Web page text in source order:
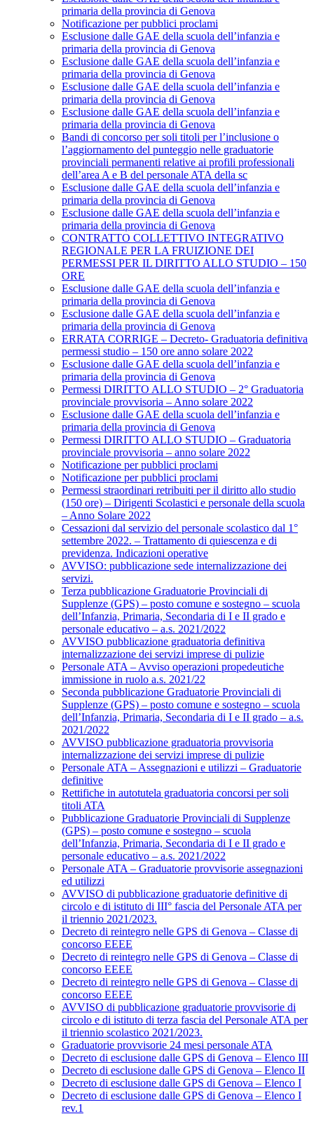
primaria della provincia di Genova
Notificazione per pubblici proclami
Esclusione dalle GAE della scuola dell’infanzia e
primaria della provincia di Genova
Esclusione dalle GAE della scuola dell’infanzia e
primaria della provincia di Genova
Esclusione dalle GAE della scuola dell’infanzia e
primaria della provincia di Genova
Esclusione dalle GAE della scuola dell’infanzia e
primaria della provincia di Genova
Bandi di concorso per soli titoli per l’inclusione o
l’aggiornamento del punteggio nelle graduatorie
provinciali permanenti relative ai profili professionali
dell’area A e B del personale ATA della sc
Esclusione dalle GAE della scuola dell’infanzia e
primaria della provincia di Genova
Esclusione dalle GAE della scuola dell’infanzia e
primaria della provincia di Genova
CONTRATTO COLLETTIVO INTEGRATIVO
REGIONALE PER LA FRUIZIONE DEI
PERMESSI PER IL DIRITTO ALLO STUDIO – 150
ORE
Esclusione dalle GAE della scuola dell’infanzia e
primaria della provincia di Genova
Esclusione dalle GAE della scuola dell’infanzia e
primaria della provincia di Genova
ERRATA CORRIGE – Decreto- Graduatoria definitiva
permessi studio – 150 ore anno solare 2022
Esclusione dalle GAE della scuola dell’infanzia e
primaria della provincia di Genova
Permessi DIRITTO ALLO STUDIO – 2° Graduatoria
provinciale provvisoria – Anno solare 2022
Esclusione dalle GAE della scuola dell’infanzia e
primaria della provincia di Genova
Permessi DIRITTO ALLO STUDIO – Graduatoria
provinciale provvisoria – anno solare 2022
Notificazione per pubblici proclami
Notificazione per pubblici proclami
Permessi straordinari retribuiti per il diritto allo studio
(150 ore) – Dirigenti Scolastici e personale della scuola
– Anno Solare 2022
Cessazioni dal servizio del personale scolastico dal 1°
settembre 2022. – Trattamento di quiescenza e di
previdenza. Indicazioni operative
AVVISO: pubblicazione sede internalizzazione dei
servizi.
Terza pubblicazione Graduatorie Provinciali di
Supplenze (GPS) – posto comune e sostegno – scuola
dell’Infanzia, Primaria, Secondaria di I e II grado e
personale educativo – a.s. 2021/2022
AVVISO pubblicazione graduatoria definitiva
internalizzazione dei servizi imprese di pulizie
Personale ATA – Avviso operazioni propedeutiche
immissione in ruolo a.s. 2021/22
Seconda pubblicazione Graduatorie Provinciali di
Supplenze (GPS) – posto comune e sostegno – scuola
dell’Infanzia, Primaria, Secondaria di I e II grado – a.s.
2021/2022
AVVISO pubblicazione graduatoria provvisoria
internalizzazione dei servizi imprese di pulizie
Personale ATA – Assegnazioni e utilizzi – Graduatorie
definitive
Rettifiche in autotutela graduatoria concorsi per soli
titoli ATA
Pubblicazione Graduatorie Provinciali di Supplenze
(GPS) – posto comune e sostegno – scuola
dell’Infanzia, Primaria, Secondaria di I e II grado e
personale educativo – a.s. 2021/2022
Personale ATA – Graduatorie provvisorie assegnazioni
ed utilizzi
AVVISO di pubblicazione graduatorie definitive di
circolo e di istituto di III° fascia del Personale ATA per
il triennio 2021/2023.
Decreto di reintegro nelle GPS di Genova – Classe di
concorso EEEE
Decreto di reintegro nelle GPS di Genova – Classe di
concorso EEEE
Decreto di reintegro nelle GPS di Genova – Classe di
concorso EEEE
AVVISO di pubblicazione graduatorie provvisorie di
circolo e di istituto di terza fascia del Personale ATA per
il triennio scolastico 2021/2023.
Graduatorie provvisorie 24 mesi personale ATA
Decreto di esclusione dalle GPS di Genova – Elenco III
Decreto di esclusione dalle GPS di Genova – Elenco II
Decreto di esclusione dalle GPS di Genova – Elenco I
Decreto di esclusione dalle GPS di Genova – Elenco I
rev.1